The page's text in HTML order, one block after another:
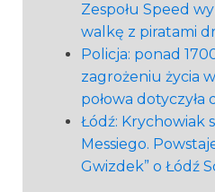
Zespołu Speed
walkę z piratami
Policja: ponad
zagrożeniu życia
połowa dotyczyła
Łódź: Krychowiak
Messiego.
Gwizdek” o Łódź